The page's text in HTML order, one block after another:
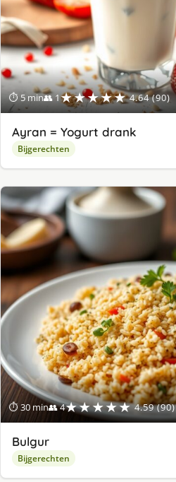
⏱ 5 min👥 1★★★★★ 4.64 (90)
Ayran = Yogurt drank
Bijgerechten
⏱ 30 min👥 4★★★★★ 4.59 (90)
Bulgur
Bijgerechten